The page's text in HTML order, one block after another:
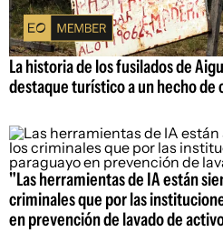
La historia de los fusilados de
destaque turístico a un hecho de
"Las herramientas de IA están
criminales que por las
en prevención de lavado de